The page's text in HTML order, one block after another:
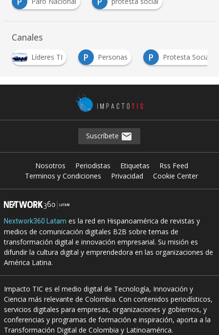
Canales
P
Personas P Protesta Social S
Sector TI
Suscríbete
Nosotros Periodistas Etiquetas
Rss Feed
Terminos y Condiciones
Privacidad Cookie Center
Nextwork360 Latam es la red en Hispanoamérica de revistas y
medios de comunicación digitales B2B sobre temas de
transformación digital e innovación empresarial. Su misión es
difundir la cultura digital y emprendedora en las organizaciones de
América Latina.
Impacto TIC es el medio digital de Tecnología, Innovación y
Ciencia más relevante de Colombia. Con contenidos periodísticos,
servicios digitales para empresas, organizaciones y gobiernos, y
conferencias y programas de formación e inspiración, aporta a la
Transformación Digital de Colombia y Latinoamérica.